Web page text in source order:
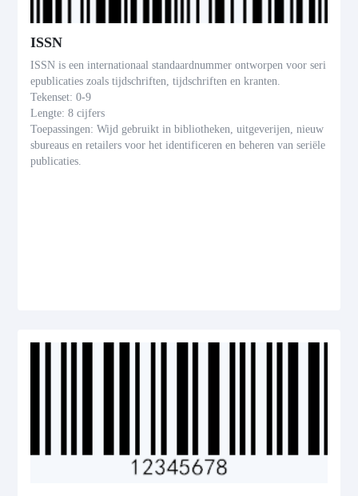
ISSN
ISSN is een internationaal standaardnummer ontworpen voor seri
epublicaties zoals tijdschriften, tijdschriften en kranten.
Tekenset: 0-9
Lengte: 8 cijfers
Toepassingen: Wijd gebruikt in bibliotheken, uitgeverijen, nieuw
sbureaus en retailers voor het identificeren en beheren van seriële
publicaties.